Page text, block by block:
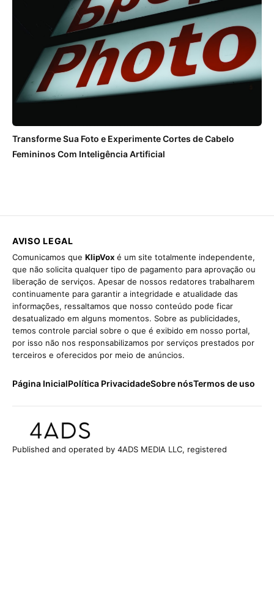
Transforme Sua Foto e Experimente Cortes de Cabelo
Femininos Com Inteligência Artificial
AVISO LEGAL
Comunicamos que KlipVox é um site totalmente independente,
que não solicita qualquer tipo de pagamento para aprovação ou
liberação de serviços. Apesar de nossos redatores trabalharem
continuamente para garantir a integridade e atualidade das
informações, ressaltamos que nosso conteúdo pode ficar
desatualizado em alguns momentos. Sobre as publicidades,
temos controle parcial sobre o que é exibido em nosso portal,
por isso não nos responsabilizamos por serviços prestados por
terceiros e oferecidos por meio de anúncios.
Página InicialPolítica PrivacidadeSobre nósTermos de uso
Published and operated by 4ADS MEDIA LLC, registered